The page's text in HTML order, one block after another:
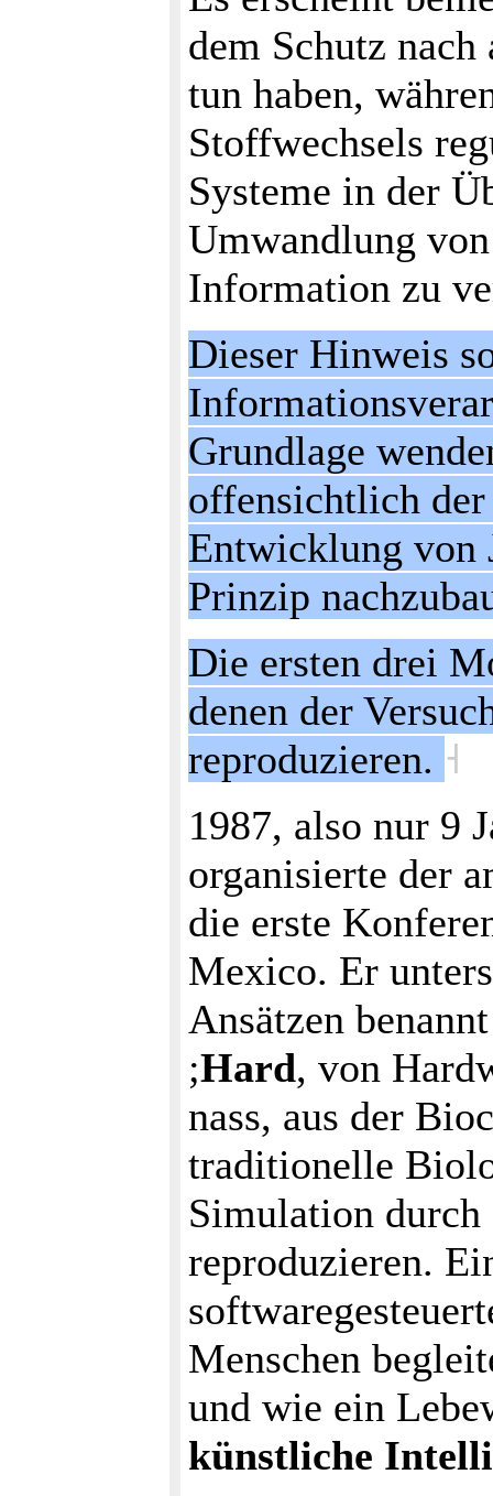
dem Schutz
tun haben,
Stoffwechsels
Systeme in der
Umwandlung
Information zu
Dieser Hinweis
Grundlage
offensichtlich
Entwicklung von
Prinzip
Die ersten drei
denen der
reproduzieren. ˧
1987, also nur 9
organisierte der
die erste
Mexico. Er
Ansätzen
;Hard, von
nass, aus der
traditionelle
Simulation
reproduzieren.
Menschen
und wie ein
künstliche